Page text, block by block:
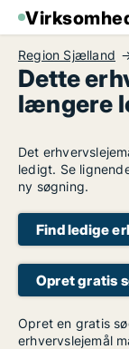
Region Sjælland
Dette
længere
Det
ledigt. Se
ny søgning.
Find ledige
Opret gratis
Opret en gratis
erhvervslejemål